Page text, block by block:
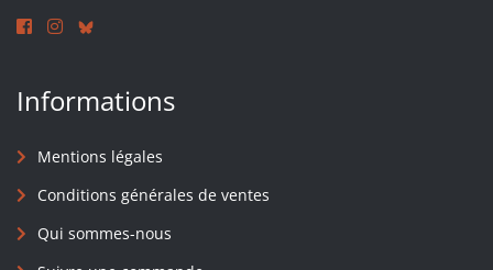
Informations
Mentions légales
Conditions générales de ventes
Qui sommes-nous